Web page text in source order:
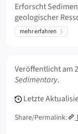
Erforscht
geologischer
mehr erfahren
Veröffentlicht am
Sedimentary.
Letzte
Share/Permalink: